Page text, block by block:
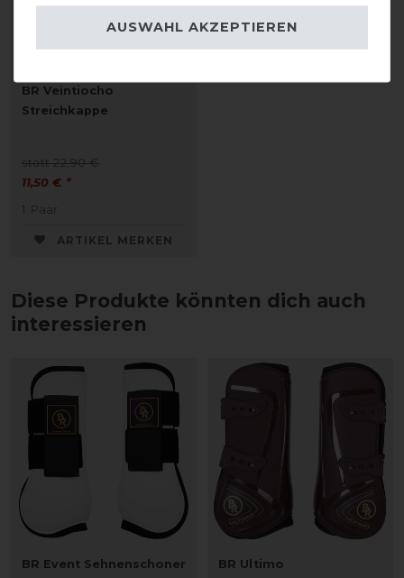
BR Veintiocho
Streichkappe
statt 22,90 €
11,50 € *
1 Paar
ARTIKEL MERKEN
Diese Produkte könnten dich auch
interessieren
BR Event Sehnenschoner
BR Ultimo
AUSWAHL AKZEPTIEREN